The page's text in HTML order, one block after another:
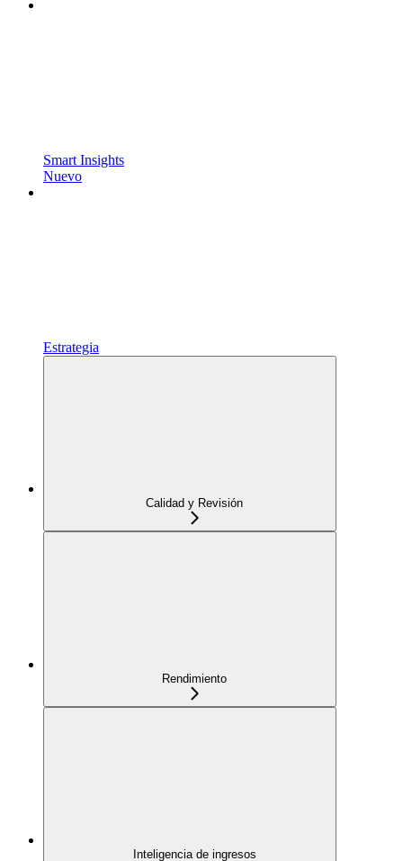
Smart Insights
Nuevo
Estrategia
Calidad y Revisión
Rendimiento
Inteligencia de ingresos